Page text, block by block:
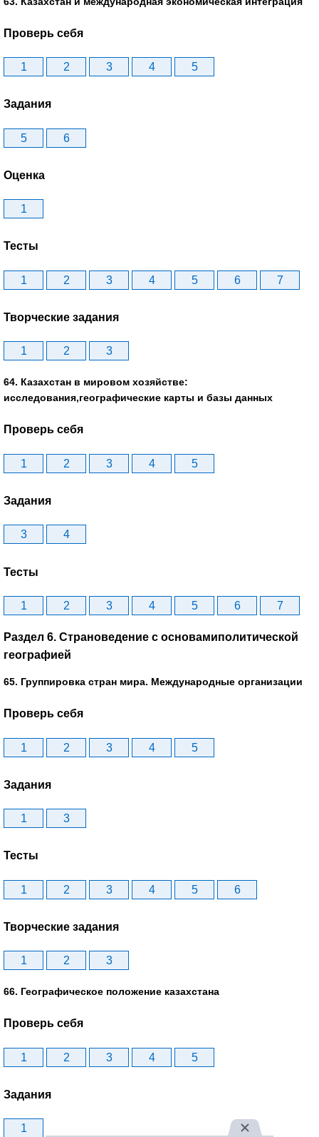
Проверь себя
1 2 3 4 5
Задания
5 6
Оценка
1
Тесты
1 2 3 4 5 6 7
Творческие задания
1 2 3
64. Казахстан в мировом хозяйстве:
исследования,географические карты и базы данных
Проверь себя
1 2 3 4 5
Задания
3 4
Тесты
1 2 3 4 5 6 7
Раздел 6. Страноведение с основамиполитической
географией
65. Группировка стран мира. Международные организации
Проверь себя
1 2 3 4 5
Задания
1 3
Тесты
1 2 3 4 5 6
Творческие задания
1 2 3
66. Географическое положение казахстана
Проверь себя
1 2 3 4 5
Задания
1